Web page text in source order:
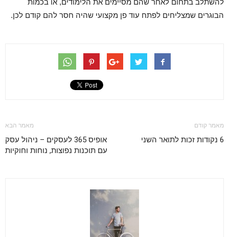
להשתלב בתחום לאחר שהם מסיימים את הלימודים, או בכמות
הבוגרים שמצליחים לפתח עוד פן מקצועי שהיה חסר להם קודם לכן.
מאמר קודם
6 נקודות זכות לתואר השני
מאמר הבא
אופיס 365 לעסקים – ניהול עסק
עם תוכנות נפוצות, נוחות וחוקיות